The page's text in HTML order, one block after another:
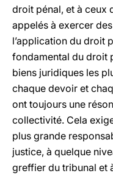
droit pénal, et à ceux
appelés à exercer
l’application du droit
fondamental du droit
biens juridiques les
chaque devoir et
ont toujours une
collectivité. Cela
plus grande
justice, à quelque
greffier du tribunal et